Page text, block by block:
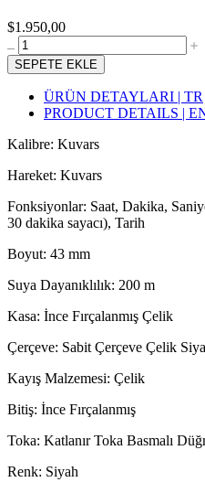
$1.950,00
SEPETE EKLE
ÜRÜN DETAYLARI | TR
PRODUCT DETAILS |
Kalibre: Kuvars
Hareket: Kuvars
Fonksiyonlar: Saat, Dakika,
30 dakika sayacı), Tarih
Boyut: 43 mm
Suya Dayanıklılık: 200 m
Kasa: İnce Fırçalanmış Çelik
Çerçeve: Sabit Çerçeve Çelik
Kayış Malzemesi: Çelik
Bitiş: İnce Fırçalanmış
Toka: Katlanır Toka Basmalı
Renk: Siyah